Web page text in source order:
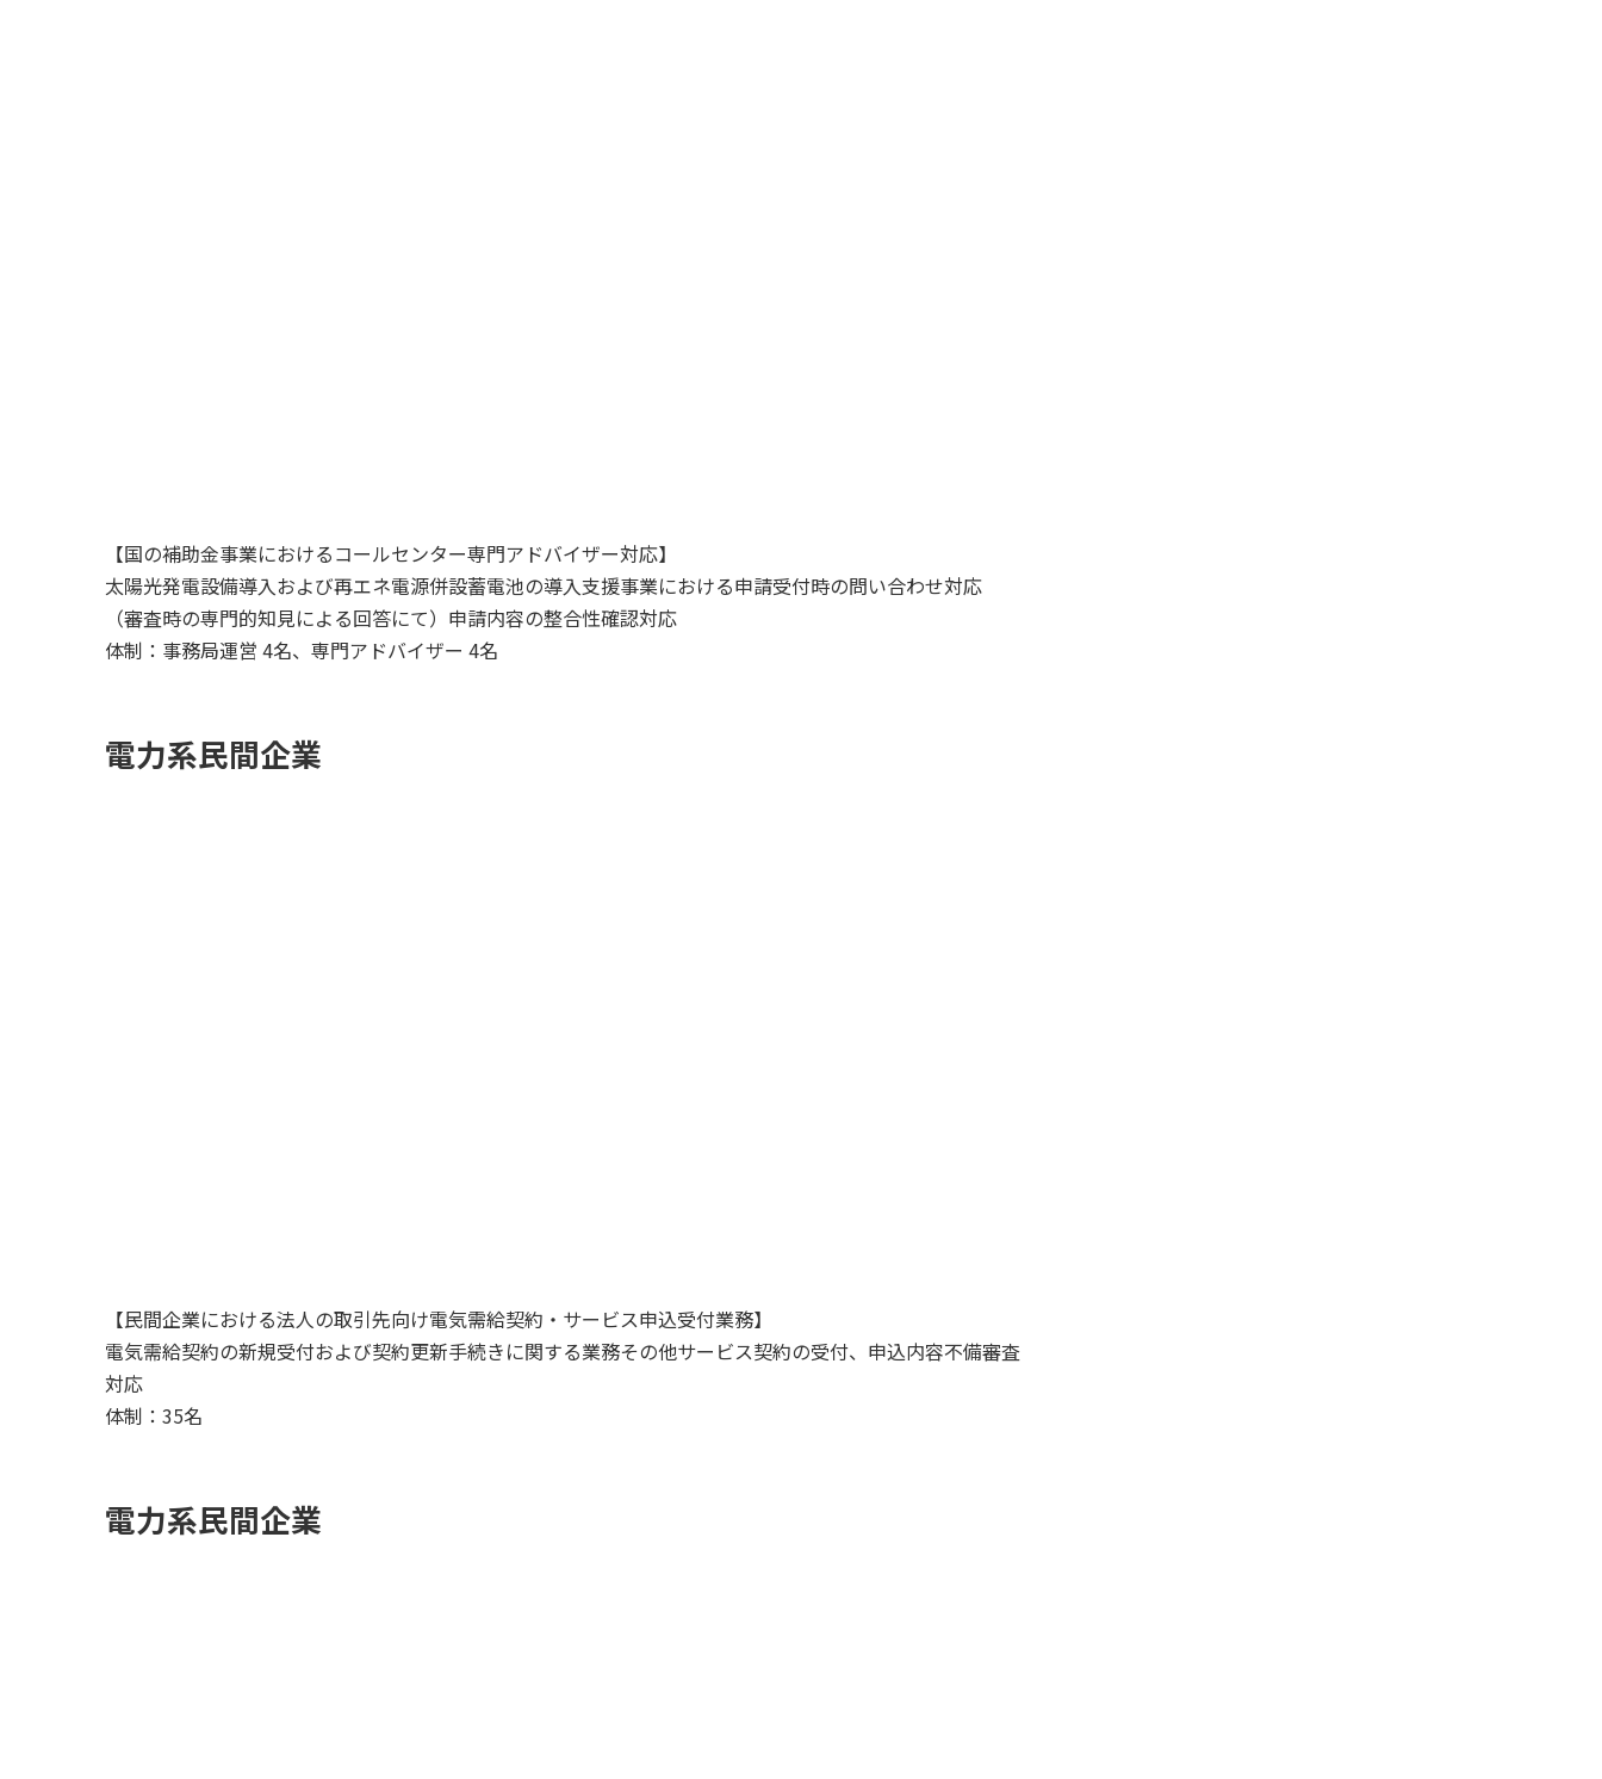
【国の補助金事業におけるコールセンター専門アドバイザー対応】
太陽光発電設備導入および再エネ電源併設蓄電池の導入支援事業における申請受付時の問い合わせ対応
（審査時の専門的知見による回答にて）申請内容の整合性確認対応
体制：事務局運営 4名、専門アドバイザー 4名
電力系民間企業
【民間企業における法人の取引先向け電気需給契約・サービス申込受付業務】
電気需給契約の新規受付および契約更新手続きに関する業務その他サービス契約の受付、申込内容不備審査
対応
体制：35名
電力系民間企業